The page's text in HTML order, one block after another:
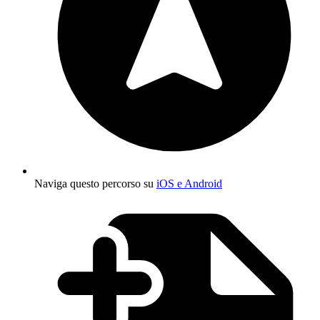
Naviga questo percorso su iOS e Android